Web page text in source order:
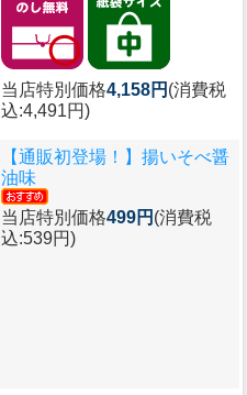
当店特別価格4,158円 (消費税
込:4,491円)
【通販初登場！】 揚いそべ醤
油味
当店特別価格499円 (消費税
込:539円)